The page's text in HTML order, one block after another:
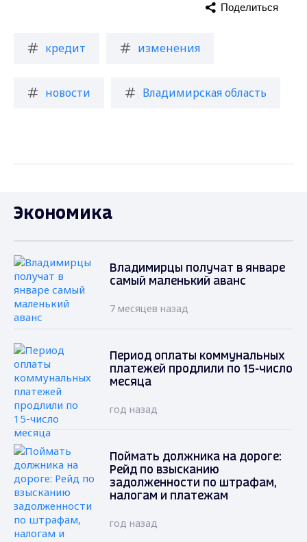
кредит изменения
новости Владимирская область
Поделиться
Экономика
Владимирцы получат в январе
самый маленький аванс
7 месяцев назад
Период оплаты коммунальных
платежей продлили по 15-число
месяца
год назад
Поймать должника на дороге:
Рейд по взысканию
задолженности по штрафам,
налогам и платежам
год назад